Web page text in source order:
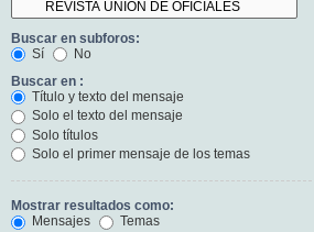
Buscar en subforos:
Sí
No
Buscar en :
Título y texto del mensaje
Solo el texto del mensaje
Solo títulos
Solo el primer mensaje de los temas
Mostrar resultados como:
Mensajes
Temas